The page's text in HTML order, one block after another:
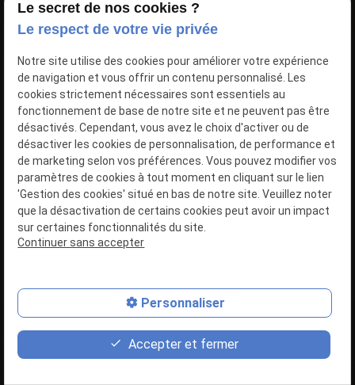
expérience d'achat ou vente de voiture soit une
réussite totale.
Faites confiance à ce garage de référence en
Belgique pour concrétiser vos projets
automobiles en toute sérénité.
081 39 50 00
Estimez votre véhicule
Estimez votre véhicule
Choisissez votre voiture
place
Plan d'accès
feed
Devis
phone
081 39 50 00
Le secret de nos cookies ?
Le respect de votre vie privée
Notre site utilise des cookies pour améliorer votre expérience
de navigation et vous offrir un contenu personnalisé. Les
cookies strictement nécessaires sont essentiels au
fonctionnement de base de notre site et ne peuvent pas être
désactivés. Cependant, vous avez le choix d'activer ou de
désactiver les cookies de personnalisation, de performance et
de marketing selon vos préférences. Vous pouvez modifier vos
paramètres de cookies à tout moment en cliquant sur le lien
'Gestion des cookies' situé en bas de notre site. Veuillez noter
que la désactivation de certains cookies peut avoir un impact
sur certaines fonctionnalités du site.
Continuer sans accepter
Personnaliser
Accepter et fermer